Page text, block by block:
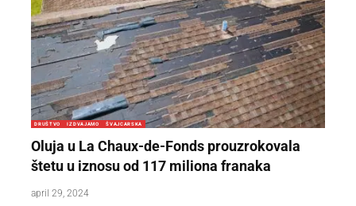
DRUŠTVO IZDVAJAMO ŠVAJCARSKA
Oluja u La Chaux-de-Fonds prouzrokovala
štetu u iznosu od 117 miliona franaka
april 29, 2024